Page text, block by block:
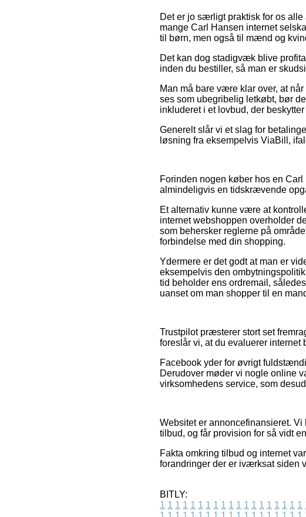
Det er jo særligt praktisk for os
mange Carl Hansen internet
til børn, men også til mænd og
Det kan dog stadigvæk blive
inden du bestiller, så man er
Man må bare være klar over, at
ses som ubegribelig letkøbt, bør
inkluderet i et lovbud, der
Generelt slår vi et slag for
løsning fra eksempelvis ViaBill,
Forinden nogen køber hos en
almindeligvis en tidskrævende
Et alternativ kunne være at
internet webshoppen overholder
som behersker reglerne på
forbindelse med din shopping.
Ydermere er det godt at man er
eksempelvis den
tid beholder ens ordremail,
uanset om man shopper til en
Trustpilot præsterer stort set
foreslår vi, at du evaluerer
Facebook yder for øvrigt
Derudover møder vi nogle online
virksomhedens service, som
Websitet er annoncefinansieret.
tilbud, og får provision for så vidt
Fakta omkring tilbud og internet
forandringer der er iværksat siden
BITLY:
1 1 1 1 1 1 1 1 1 1 1 1 1 1 1 1 1 1 1